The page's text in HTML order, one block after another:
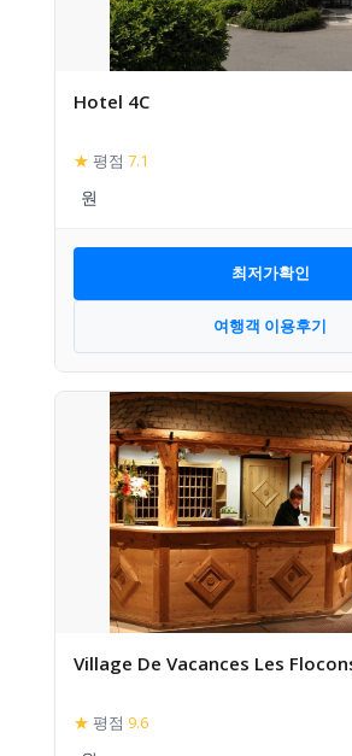
Hotel 4C
★ 평점 7.1
최저가확인
여행객 이용후기
Village De Vacances Les
★ 평점 9.6